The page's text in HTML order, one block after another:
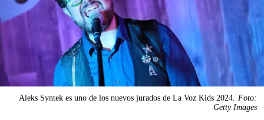
Aleks Syntek es uno de los nuevos jurados de La Voz Kids 2024. Foto:
Getty Images